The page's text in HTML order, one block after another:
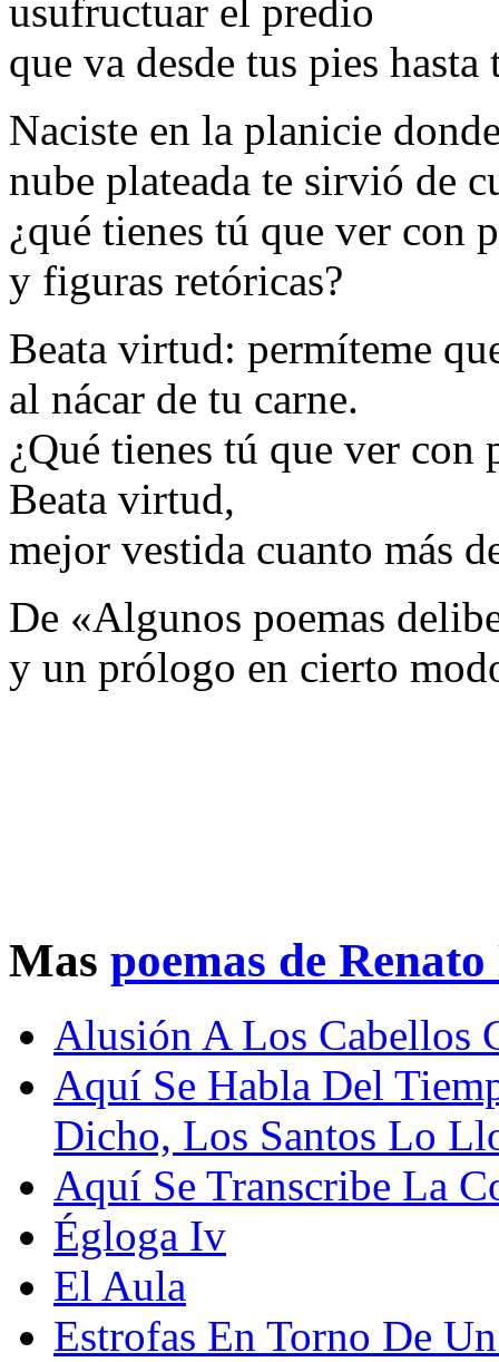
usufructuar el predio
que va desde tus pies
Naciste en la planicie
nube plateada te sirvió de
¿qué tienes tú que ver con
y figuras retóricas?
Beata virtud: permíteme
al nácar de tu carne.
¿Qué tienes tú que ver con
Beata virtud,
mejor vestida cuanto más
De «Algunos poemas
y un prólogo en cierto
Mas poemas de
Alusión A Los Cabellos
Aquí Se Habla Del
Dicho, Los Santos Lo
Aquí Se Transcribe La
Égloga Iv
El Aula
Estrofas En Torno De